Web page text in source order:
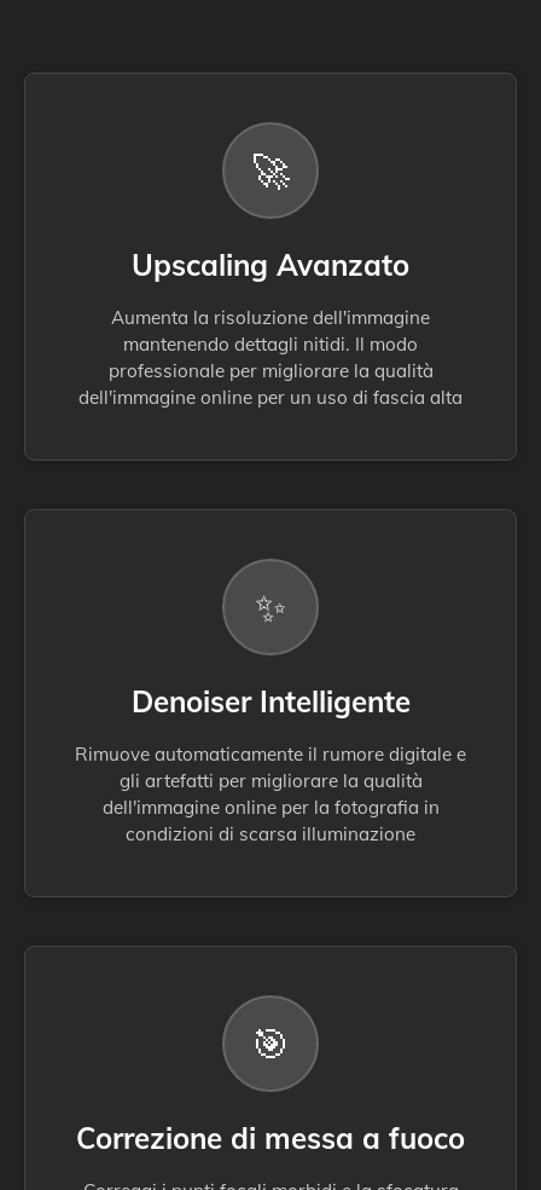
🚀
Upscaling Avanzato
Aumenta la risoluzione dell'immagine
mantenendo dettagli nitidi. Il modo
professionale per migliorare la qualità
dell'immagine online per un uso di fascia alta
✨
Denoiser Intelligente
Rimuove automaticamente il rumore digitale e
gli artefatti per migliorare la qualità
dell'immagine online per la fotografia in
condizioni di scarsa illuminazione
🎯
Correzione di messa a fuoco